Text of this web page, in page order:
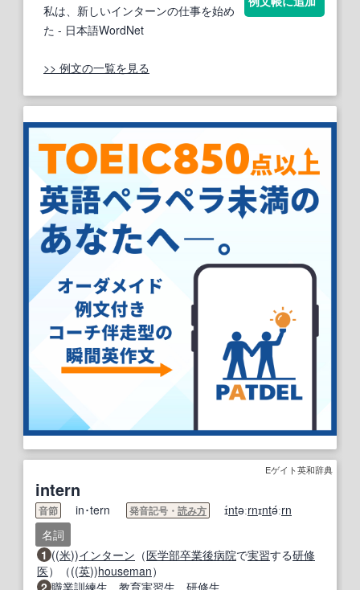
私は、新しいインターンの仕事を始め
た - 日本語WordNet
>> 例文の一覧を見る
Eゲイト英和辞典
intern
音節 in･tern 発音記号・ 読み方 ɪ́ntəːrnɪntə́ːrn
名詞
1 ((米))インターン （医学部卒業後病院で実習する研修
医）（((英))houseman）